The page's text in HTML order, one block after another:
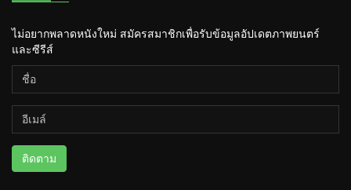
ไม่อยากพลาดหนังใหม่ สมัครสมาชิกเพื่อรับข้อมูลอัปเดตภาพยนตร์
และซีรีส์
ติดตาม